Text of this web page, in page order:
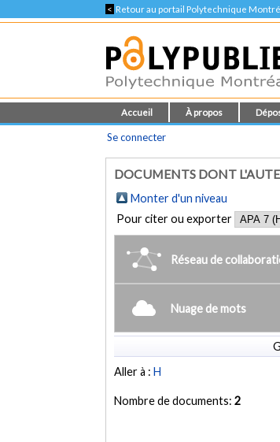
< Retour au portail Polytechnique
Accueil À propos
Se connecter
DOCUMENTS DONT
Monter d'un niveau
Pour citer ou exporter
Réseau de
Nuage de mots
Aller à :H
Nombre de documents:2